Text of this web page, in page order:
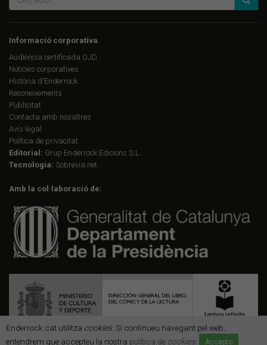
Enderrock.cat utilitza cookies. Si continueu navegant pel web,
entendrem que accepteu la nostra política de cookies. Accepto
Informació corporativa
Audiència certificada OJD
Notícies corporatives
Història d'Enderrock
Reconeixements
Publicitat
Contacta amb nosaltres
Avís legal
Política de privacitat
Editorial: Grup Enderrock Edicions S.L.
Tecnologia: Sobrevia.net
Amb la col·laboració de: